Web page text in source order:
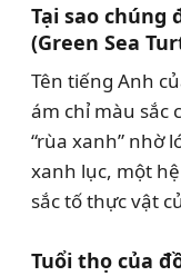
Tại sao chúng
(Green Sea
Tên tiếng Anh
ám chỉ màu sắc
“rùa xanh” nhờ
xanh lục, một
sắc tố thực vật
Tuổi thọ của